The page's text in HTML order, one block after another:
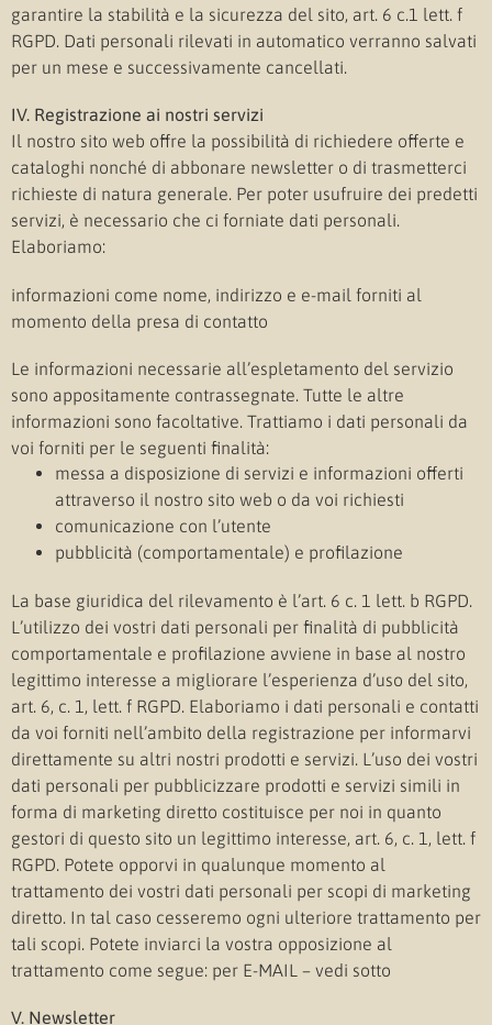
garantire la stabilità e la sicurezza del sito, art. 6 c.1 lett. f
RGPD. Dati personali rilevati in automatico verranno salvati
per un mese e successivamente cancellati.
IV. Registrazione ai nostri servizi
Il nostro sito web offre la possibilità di richiedere offerte e
cataloghi nonché di abbonare newsletter o di trasmetterci
richieste di natura generale. Per poter usufruire dei predetti
servizi, è necessario che ci forniate dati personali.
Elaboriamo:
informazioni come nome, indirizzo e e-mail forniti al
momento della presa di contatto
Le informazioni necessarie all’espletamento del servizio
sono appositamente contrassegnate. Tutte le altre
informazioni sono facoltative. Trattiamo i dati personali da
voi forniti per le seguenti finalità:
messa a disposizione di servizi e informazioni offerti
attraverso il nostro sito web o da voi richiesti
comunicazione con l’utente
pubblicità (comportamentale) e profilazione
La base giuridica del rilevamento è l’art. 6 c. 1 lett. b RGPD.
L’utilizzo dei vostri dati personali per finalità di pubblicità
comportamentale e profilazione avviene in base al nostro
legittimo interesse a migliorare l’esperienza d’uso del sito,
art. 6, c. 1, lett. f RGPD. Elaboriamo i dati personali e contatti
da voi forniti nell’ambito della registrazione per informarvi
direttamente su altri nostri prodotti e servizi. L’uso dei vostri
dati personali per pubblicizzare prodotti e servizi simili in
forma di marketing diretto costituisce per noi in quanto
gestori di questo sito un legittimo interesse, art. 6, c. 1, lett. f
RGPD. Potete opporvi in qualunque momento al
trattamento dei vostri dati personali per scopi di marketing
diretto. In tal caso cesseremo ogni ulteriore trattamento per
tali scopi. Potete inviarci la vostra opposizione al
trattamento come segue: per E-MAIL – vedi sotto
V. Newsletter